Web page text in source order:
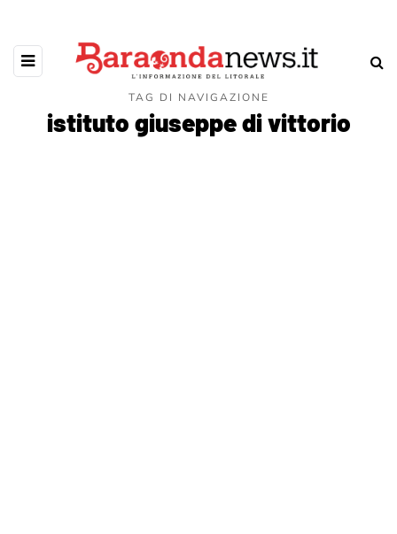
TAG DI NAVIGAZIONE
istituto giuseppe di vittorio